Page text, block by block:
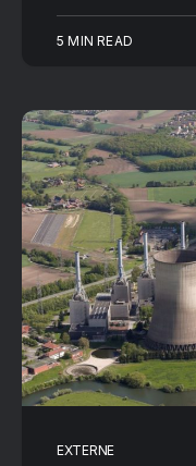
5 MIN READ
EXTERNE